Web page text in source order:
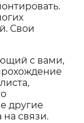
Свои
с вами,
другие
связи.